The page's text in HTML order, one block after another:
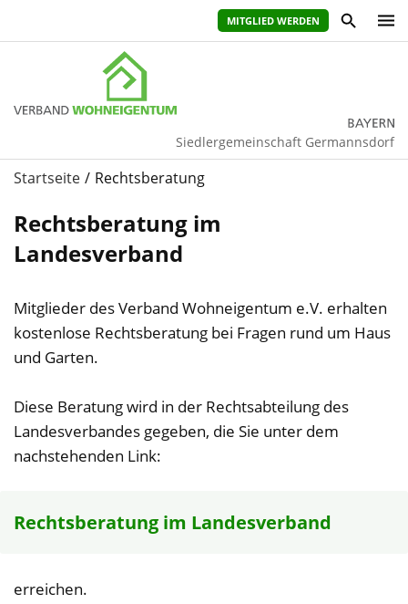
MITGLIED WERDEN
Siedlergemeinschaft Germannsdorf
Startseite Rechtsberatung
Rechtsberatung im
Landesverband
Mitglieder des Verband Wohneigentum e.V. erhalten
kostenlose Rechtsberatung bei Fragen rund um Haus
und Garten.
Diese Beratung wird in der Rechtsabteilung des
Landesverbandes gegeben, die Sie unter dem
nachstehenden Link:
Rechtsberatung im Landesverband
erreichen.